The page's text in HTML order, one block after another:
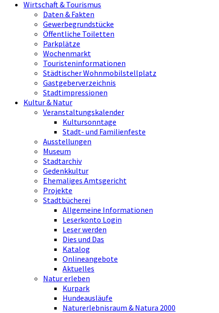
Wirtschaft & Tourismus
Daten & Fakten
Gewerbegrundstücke
Öffentliche Toiletten
Parkplätze
Wochenmarkt
Touristeninformationen
Städtischer Wohnmobilstellplatz
Gastgeberverzeichnis
Stadtimpressionen
Kultur & Natur
Veranstaltungskalender
Kultursonntage
Stadt- und Familienfeste
Ausstellungen
Museum
Stadtarchiv
Gedenkkultur
Ehemaliges Amtsgericht
Projekte
Stadtbücherei
Allgemeine Informationen
Leserkonto Login
Leser werden
Dies und Das
Katalog
Onlineangebote
Aktuelles
Natur erleben
Kurpark
Hundeausläufe
Naturerlebnisraum & Natura 2000